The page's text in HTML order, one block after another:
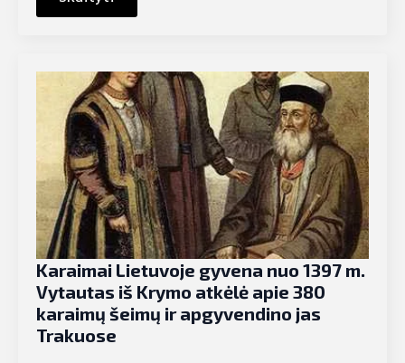
Karaimai Lietuvoje gyvena nuo 1397 m.
Vytautas iš Krymo atkėlė apie 380
karaimų šeimų ir apgyvendino jas
Trakuose